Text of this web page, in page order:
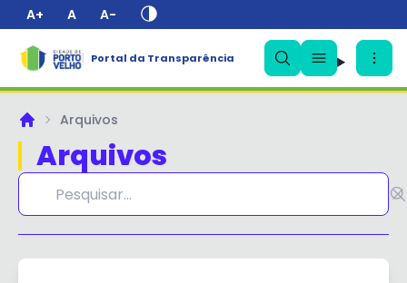
A+ A A-
Portal da Transparência
PrincipalArquivos
Arquivos
✕